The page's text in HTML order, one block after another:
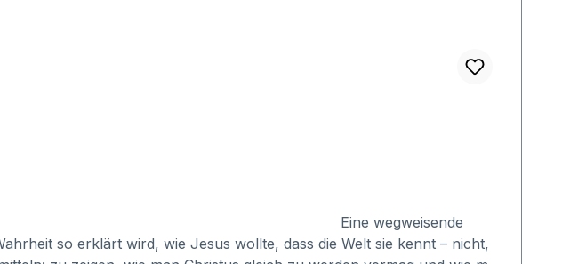
Eine wegweisende
so erklärt wird, wie Jesus wollte, dass die Welt sie kennt – nicht,